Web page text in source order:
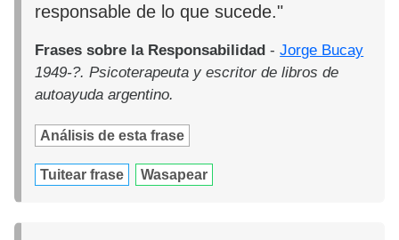
responsable de lo que sucede."
Frases sobre la Responsabilidad -Jorge Bucay
1949-?. Psicoterapeuta y escritor de libros de
autoayuda argentino.
Análisis de esta frase
Tuitear frase Wasapear